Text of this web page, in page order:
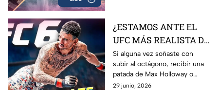
¿ESTAMOS ANTE EL
UFC MÁS REALISTA DE
LA HISTORIA? EA
Sports UFC 6 | AZE
Review
Si alguna vez soñaste con
subir al octágono, recibir una
patada de Max Holloway o
Islam Makhachev y sobrevivir
29 junio, 2026